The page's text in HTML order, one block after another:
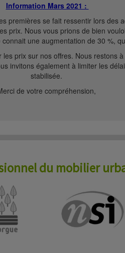
Information Mars 2021 :
premières se fait ressentir lors des
prix. Nous vous prions de bien
une augmentation de 30 %,
prix sur nos offres. Nous restons
invitons également à limiter les
stabilisée.
de votre compréhension,
du mobilier